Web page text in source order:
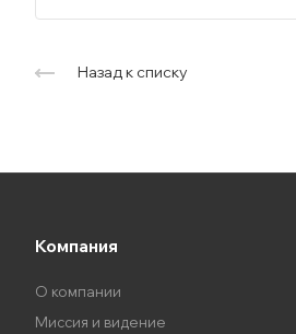
Назад к списку
Компания
О компании
Миссия и видение